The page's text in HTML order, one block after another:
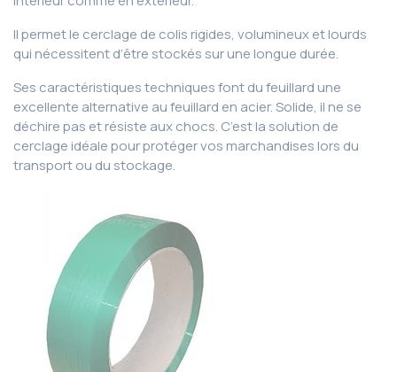
Il permet le cerclage de colis rigides, volumineux et lourds
qui nécessitent d’être stockés sur une longue durée.
Ses caractéristiques techniques font du feuillard une
excellente alternative au feuillard en acier. Solide, il ne se
déchire pas et résiste aux chocs. C’est la solution de
cerclage idéale pour protéger vos marchandises lors du
transport ou du stockage.